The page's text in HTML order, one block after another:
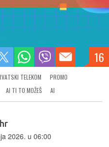
16
TELEKOM
PROMO
AI TI TO MOŽEŠ AI
2026. u 06:00